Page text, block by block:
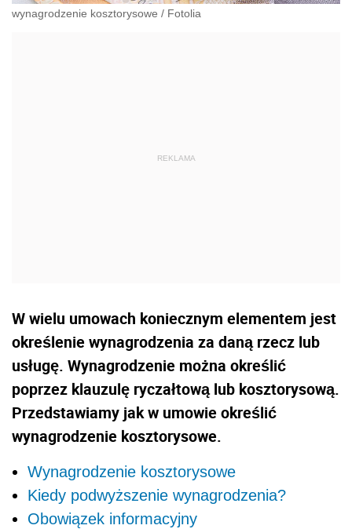
wynagrodzenie kosztorysowe / Fotolia
W wielu umowach koniecznym elementem jest
określenie wynagrodzenia za daną rzecz lub
usługę. Wynagrodzenie można określić
poprzez klauzulę ryczałtową lub kosztorysową.
Przedstawiamy jak w umowie określić
wynagrodzenie kosztorysowe.
Wynagrodzenie kosztorysowe
Kiedy podwyższenie wynagrodzenia?
Obowiązek informacyjny